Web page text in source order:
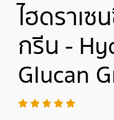
ไฮดราเ
กรีน -
Glucan